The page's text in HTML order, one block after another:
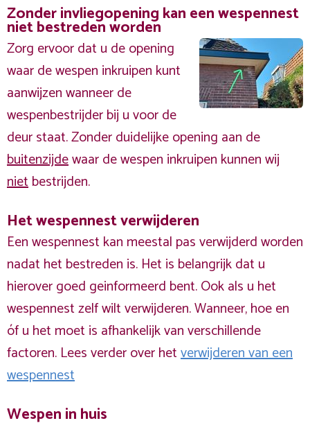
Zonder invliegopening kan een wespennest
niet bestreden worden
Zorg ervoor dat u de opening
waar de wespen inkruipen kunt
aanwijzen wanneer de
wespenbestrijder bij u voor de
deur staat. Zonder duidelijke opening aan de
buitenzijdewaar de wespen inkruipen kunnen wij
nietbestrijden.
Het wespennest verwijderen
Een wespennest kan meestal pas verwijderd worden
nadat het bestreden is. Het is belangrijk dat u
hierover goed geinformeerd bent. Ook als u het
wespennest zelf wilt verwijderen. Wanneer, hoe en
óf u het moet is afhankelijk van verschillende
factoren. Lees verder over hetverwijderen van een
wespennest
Wespen in huis